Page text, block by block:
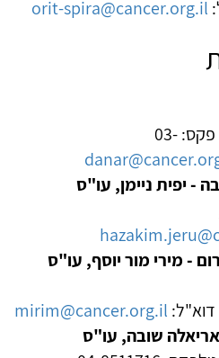
orit-spira@cancer.org.il
8, פקס: 03-
- יפית ניימן, עו"ס
- מירי מור יוסף, עו"ס
דוא"ל: mirim@cancer.org.il
אריאלה שובה, עו"ס